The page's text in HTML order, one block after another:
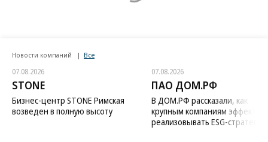
Новости компаний Все
07.08.2026
STONE
Бизнес-центр STONE Римская
возведен в полную высоту
07.08.2026
ПАО ДОМ.РФ
В ДОМ.РФ рассказали, как
крупным компаниям
реализовывать ESG-стратегию